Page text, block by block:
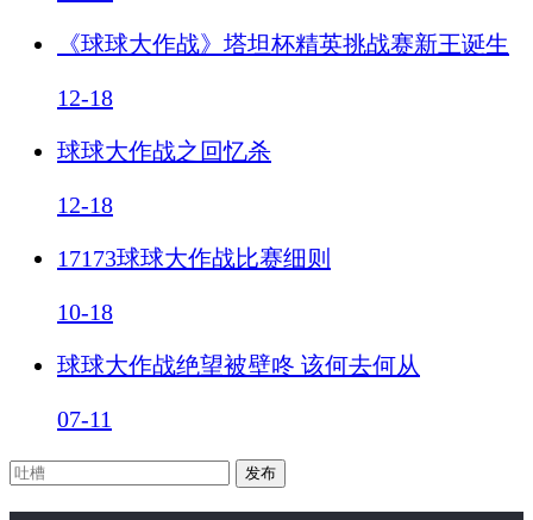
《球球大作战》塔坦杯精英挑战赛新王诞生
12-18
球球大作战之回忆杀
12-18
17173球球大作战比赛细则
10-18
球球大作战绝望被壁咚 该何去何从
07-11